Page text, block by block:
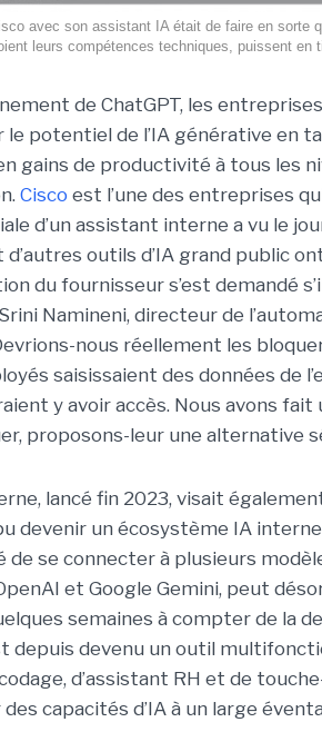
avec son assistant IA était de faire en sorte
leurs compétences techniques, puissent en
de ChatGPT, les
potentiel de l’IA générative en
gains de productivité à tous les
Cisco est l’une des entreprises
d’un assistant interne a vu le
outils d’IA grand public
du fournisseur s’est demandé
Srini Namineni, directeur de
nous réellement les bloquer
saisissaient des données de
y avoir accès. Nous avons fait
proposons-leur une alternative
lancé fin 2023, visait
devenir un écosystème IA
de se connecter à plusieurs
et Google Gemini, peut
semaines à compter de la
depuis devenu un outil
d’assistant RH et de
capacités d’IA à un large